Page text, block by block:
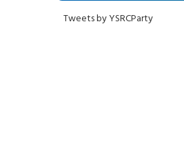
Tweets by YSRCParty